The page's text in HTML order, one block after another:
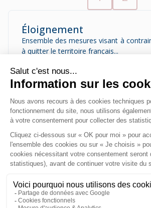
Éloignement
Ensemble des mesures visant à
à quitter le territoire français...
Entrée irrégulière
Situation d’une personne qui entre
respecter les conditions prévues par la
MAZEAS Avocat
11 Rue de Metz